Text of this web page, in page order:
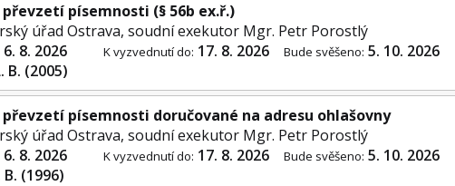
převzetí písemnosti (§ 56b ex.ř.)
úřad Ostrava, soudní exekutor Mgr. Petr Porostlý
6. 8. 2026
B. (2005)
K vyzvednutí do: 17. 8. 2026 Bude svěšeno: 5. 10. 2026
převzetí písemnosti doručované na adresu ohlašovny
úřad Ostrava, soudní exekutor Mgr. Petr Porostlý
6. 8. 2026
B. (1996)
K vyzvednutí do: 17. 8. 2026 Bude svěšeno: 5. 10. 2026